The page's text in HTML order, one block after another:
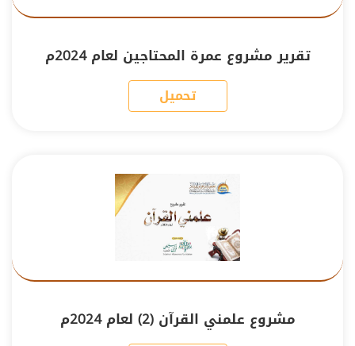
تقرير مشروع عمرة المحتاجين لعام 2024م
تحميل
مشروع علمني القرآن (2) لعام 2024م